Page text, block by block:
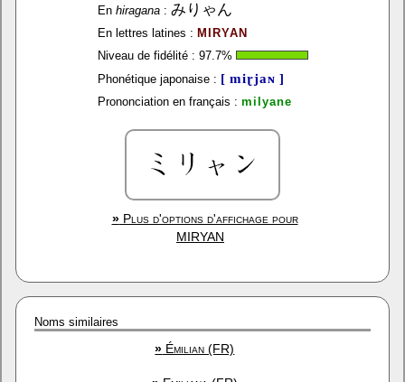
En hiragana: みりゃん
En lettres latines : MIRYAN
Niveau de fidélité : 97.7%
Phonétique japonaise : [ miɽjaɴ ]
Prononciation en français : milyane
»Plus d'options d'affichage pour
MIRYAN
Noms similaires
» Émilian (FR)